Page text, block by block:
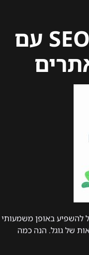
אופטימיזציית SEO עם
להשפיע באופן משמעותי
של גוגל. הנה כמה